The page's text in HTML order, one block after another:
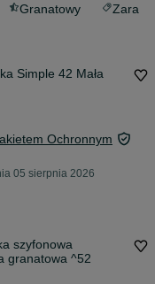
Granatowy
Zara
Simple 42 Mała
Ochronnym
05 sierpnia 2026
szyfonowa
granatowa ^52